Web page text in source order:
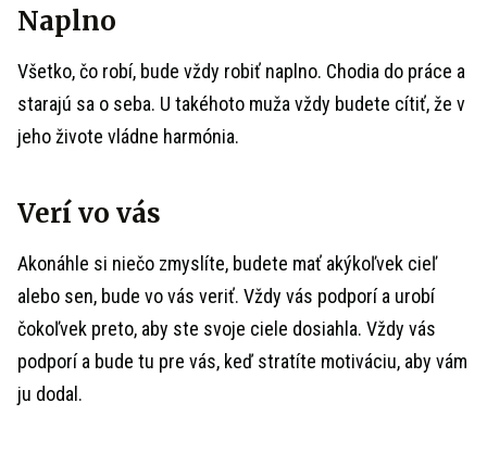
Naplno
Všetko, čo robí, bude vždy robiť naplno. Chodia do práce a
starajú sa o seba. U takéhoto muža vždy budete cítiť, že v
jeho živote vládne harmónia.
Verí vo vás
Akonáhle si niečo zmyslíte, budete mať akýkoľvek cieľ
alebo sen, bude vo vás veriť. Vždy vás podporí a urobí
čokoľvek preto, aby ste svoje ciele dosiahla. Vždy vás
podporí a bude tu pre vás, keď stratíte motiváciu, aby vám
ju dodal.